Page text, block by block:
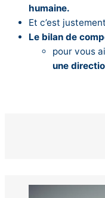
humaine.
Et c’est
Le bilan de
pour vous
une